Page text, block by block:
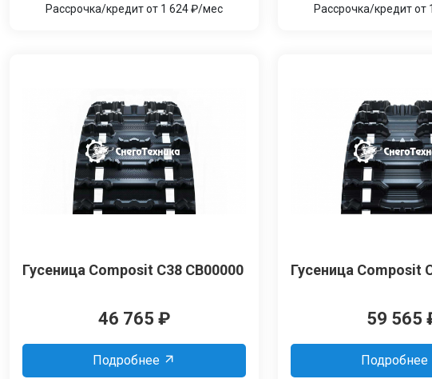
Рассрочка/кредит от 1 624 ₽/мес Рассрочка/кредит от
Гусеница Composit C38 CB00000
46 765 ₽
Подробнее
Гусеница Composit
59 565
Подробнее